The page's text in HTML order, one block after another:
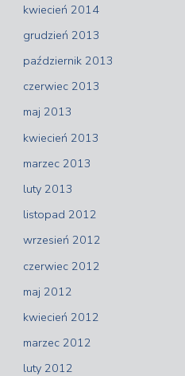
kwiecień 2014
grudzień 2013
październik 2013
czerwiec 2013
maj 2013
kwiecień 2013
marzec 2013
luty 2013
listopad 2012
wrzesień 2012
czerwiec 2012
maj 2012
kwiecień 2012
marzec 2012
luty 2012